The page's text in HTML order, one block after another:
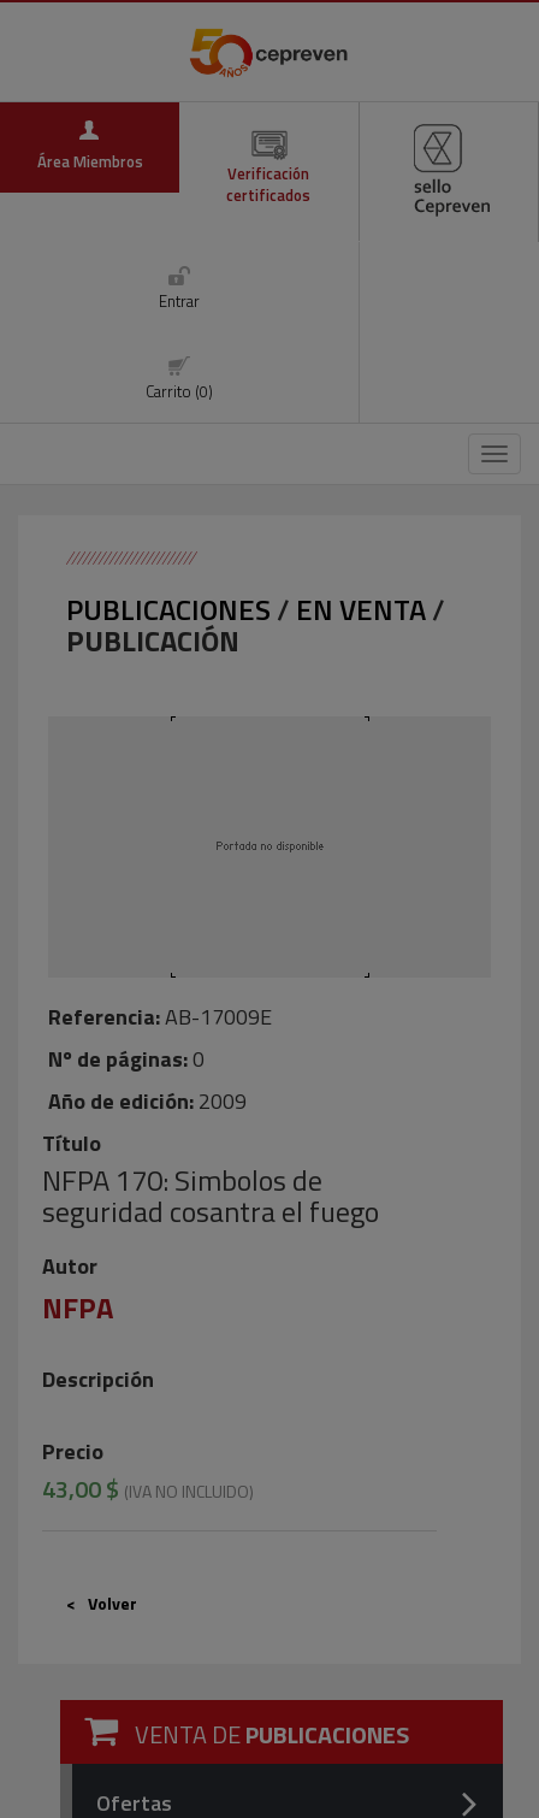
Área Miembros
Verificación
certificados
Entrar
Carrito (0)
Menú
PUBLICACIONES/ EN VENTA/
PUBLICACIÓN
Referencia:AB-17009E
Nº de páginas:0
Año de edición:2009
Título
NFPA 170: Simbolos de
seguridad cosantra el fuego
Autor
NFPA
Descripción
Precio
43,00 $ (IVA NO INCLUIDO)
Volver
VENTA DEPUBLICACIONES
Ofertas